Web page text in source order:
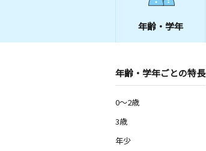
年齢・学年
年齢・学年ごとの特長
0～2歳
3歳
年少